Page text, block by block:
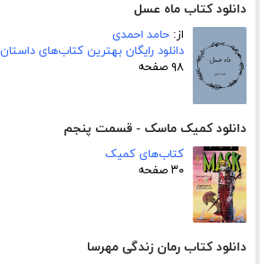
دانلود کتاب ماه عسل
از: حامد احمدی
دانلود رایگان بهترین کتاب‌های داستان
۹۸ صفحه
دانلود کمیک ماسک - قسمت پنجم
کتاب‌های کمیک
۳۰ صفحه
دانلود کتاب رمان زندگی مهرسا